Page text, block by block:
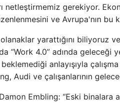
netleştirmemiz gerekiyor.
ve Avrupa'nın
olanaklar yarattığını biliyoruz
“Work 4.0” adında
anlayışıyla
Audi ve çalışanlarının
Embling: “Eski binalara